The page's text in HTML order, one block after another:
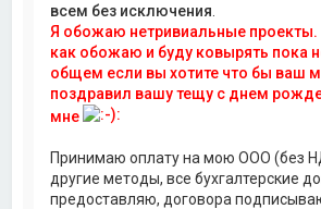
всем без исключения
Я обожаю нетривиальные проекты.
как обожаю и буду ковырять пока
общем если вы хотите что бы ваш
поздравил вашу тещу с днем
мне
Принимаю оплату на мою ООО (без
другие методы, все бухгалтерские
предоставляю, договора